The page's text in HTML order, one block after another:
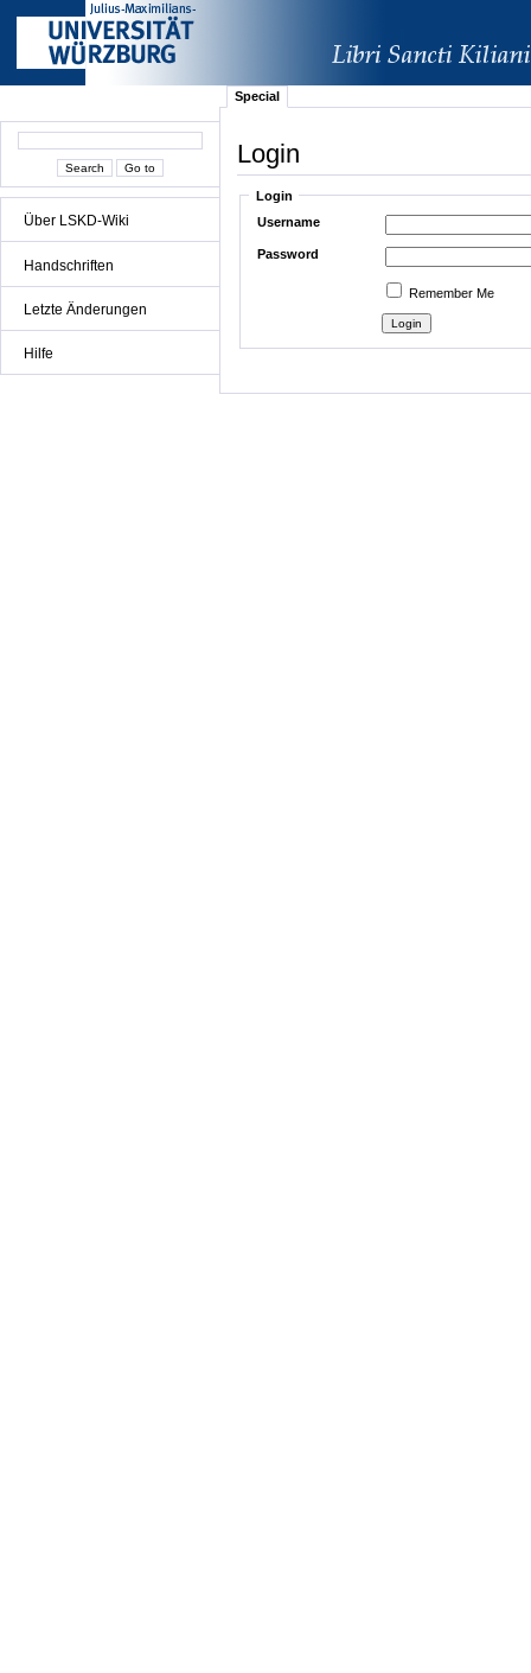
Über LSKD-Wiki
Handschriften
Letzte Änderungen
Hilfe
Special
Login
Login
Username
Password
Remember Me